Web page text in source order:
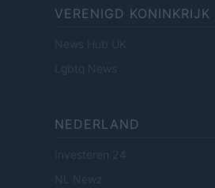
VERENIGD KONINKRIJK
News Hub UK
Lgbtq News
NEDERLAND
Investeren 24
NL Newz